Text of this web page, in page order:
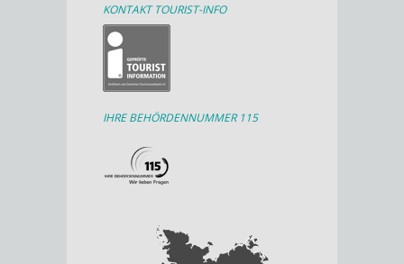
KONTAKT TOURIST-INFO
IHRE BEHÖRDENNUMMER 115